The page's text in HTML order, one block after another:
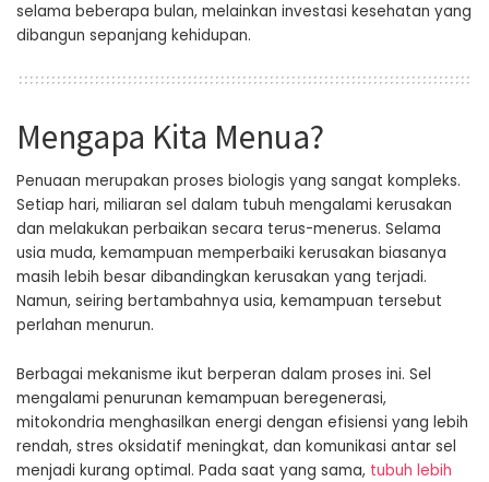
selama beberapa bulan, melainkan investasi kesehatan yang
dibangun sepanjang kehidupan.
Mengapa Kita Menua?
Penuaan merupakan proses biologis yang sangat kompleks.
Setiap hari, miliaran sel dalam tubuh mengalami kerusakan
dan melakukan perbaikan secara terus-menerus. Selama
usia muda, kemampuan memperbaiki kerusakan biasanya
masih lebih besar dibandingkan kerusakan yang terjadi.
Namun, seiring bertambahnya usia, kemampuan tersebut
perlahan menurun.
Berbagai mekanisme ikut berperan dalam proses ini. Sel
mengalami penurunan kemampuan beregenerasi,
mitokondria menghasilkan energi dengan efisiensi yang lebih
rendah, stres oksidatif meningkat, dan komunikasi antar sel
menjadi kurang optimal. Pada saat yang sama, tubuh lebih